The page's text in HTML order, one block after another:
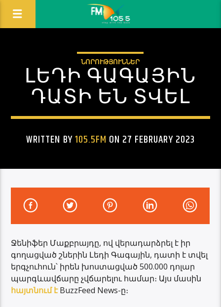
ՆՈՐՈՒԹՅՈՒՆՆԵՐ
ԼԵԴԻ ԳԱԳԱՅԻՆ
ԴԱՏԻ ԵՆ ՏՎԵԼ
WRITTEN BY105.5FM ON 27 FEBRUARY 2023
Ջենիֆեր Մաքբրայդը, ով վերադարձրել է իր
գողացված շներին Լեդի Գագային, դատի է տվել
երգչուհուն՝ իրեն խոստացված 500.000 դոլար
պարգևավճարը չվճարելու համար։ Այս մասին
հայտնում էBuzzFeed News-ը։